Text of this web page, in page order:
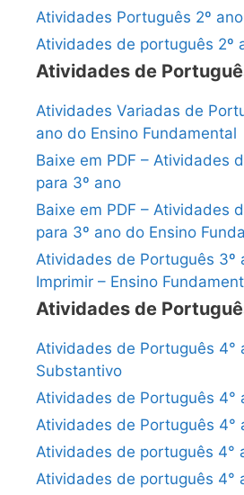
Atividades Português 2º
Atividades de português 2º
Atividades de
Atividades Variadas de
ano do Ensino Fundamental
Baixe em PDF – Atividades
para 3º ano
Baixe em PDF – Atividades
para 3º ano do Ensino
Atividades de Português 3º
Imprimir – Ensino
Atividades de
Atividades de Português 4°
Substantivo
Atividades de Português 4°
Atividades de Português 4°
Atividades de português 4°
Atividades de português 4°